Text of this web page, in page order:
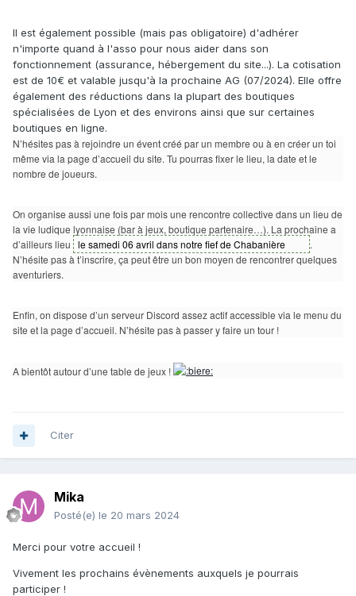
Il est également possible (mais pas obligatoire) d'adhérer
n'importe quand à l'asso pour nous aider dans son
fonctionnement (assurance, hébergement du site...). La cotisation
est de 10€ et valable jusqu'à la prochaine AG (07/2024). Elle offre
également des réductions dans la plupart des boutiques
spécialisées de Lyon et des environs ainsi que sur certaines
boutiques en ligne.
N’hésites pas à rejoindre un évent créé par un membre ou à en créer un toi
même via la page d’accueil du site. Tu pourras fixer le lieu, la date et le
nombre de joueurs.
On organise aussi une fois par mois une rencontre collective dans un lieu de
la vie ludique lyonnaise (bar à jeux, boutique partenaire…). La prochaine a
d’ailleurs lieu le samedi 06 avril dans notre fief de Chabanière
.
N’hésite pas à t’inscrire, ça peut être un bon moyen de rencontrer quelques
aventuriers.
Enfin, on dispose d’un serveur Discord assez actif accessible via le menu du
site et la page d’accueil. N’hésite pas à passer y faire un tour !
A bientôt autour d’une table de jeux !
Citer
Mika
Posté(e) le 20 mars 2024
Merci pour votre accueil !
Vivement les prochains évènements auxquels je pourrais
participer !